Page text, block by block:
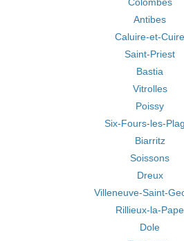
Antibes
Caluire-et-Cuire
Saint-Priest
Bastia
Vitrolles
Poissy
Six-Fours-les-
Biarritz
Soissons
Dreux
Villeneuve-Saint-
Rillieux-la-Pape
Dole